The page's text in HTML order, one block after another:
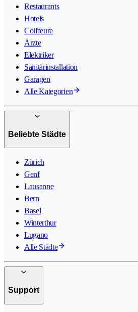
Restaurants
Hotels
Coiffeure
Ärzte
Elektriker
Sanitärinstallation
Garagen
Alle Kategorien
Beliebte Städte
Zürich
Genf
Lausanne
Bern
Basel
Winterthur
Lugano
Alle Städte
Support